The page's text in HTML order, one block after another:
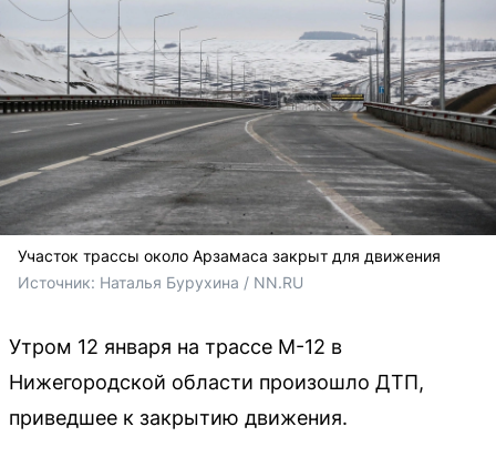
Участок трассы около Арзамаса закрыт для движения
Источник: Наталья Бурухина / NN.RU
Утром 12 января на трассе М-12 в
Нижегородской области произошло ДТП,
приведшее к закрытию движения.